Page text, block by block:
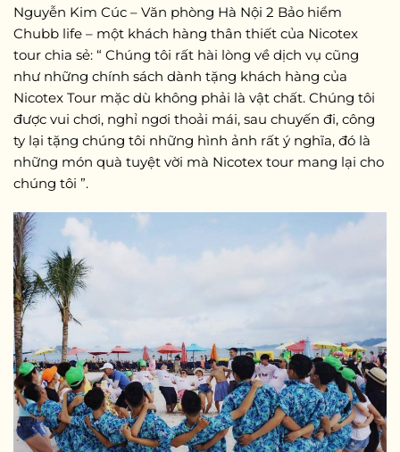
Nguyễn Kim Cúc – Văn phòng Hà Nội 2 Bảo hiểm
Chubb life – một khách hàng thân thiết của Nicotex
tour chia sẻ: “ Chúng tôi rất hài lòng về dịch vụ cũng
như những chính sách dành tặng khách hàng của
Nicotex Tour mặc dù không phải là vật chất. Chúng tôi
được vui chơi, nghỉ ngơi thoải mái, sau chuyến đi, công
ty lại tặng chúng tôi những hình ảnh rất ý nghĩa, đó là
những món quà tuyệt vời mà Nicotex tour mang lại cho
chúng tôi ”.